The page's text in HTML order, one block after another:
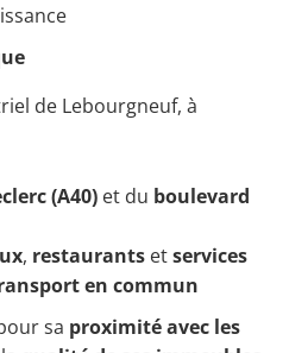
de Lebourgneuf, à
(A40) et du boulevard
, restaurants etservices
en commun
sa proximité avec les